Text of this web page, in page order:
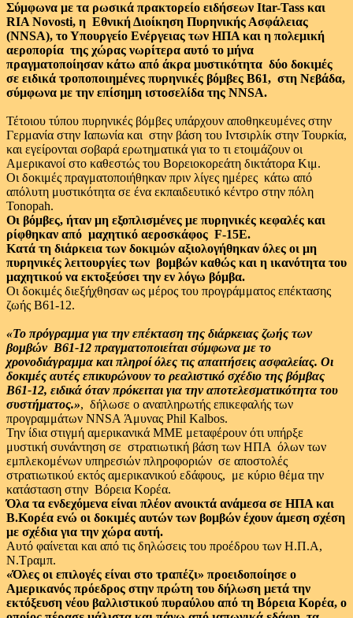
Σύμφωνα με τα ρωσικά πρακτορείο ειδήσεων Itar-Tass και
RIA Novosti, η Εθνική Διοίκηση Πυρηνικής Ασφάλειας
(NNSA), το Υπουργείο Ενέργειας των ΗΠΑ και η πολεμική
αεροπορία της χώρας νωρίτερα αυτό το μήνα
πραγματοποίησαν κάτω από άκρα μυστικότητα δύο δοκιμές
σε ειδικά τροποποιημένες πυρηνικές βόμβες Β61, στη Νεβάδα,
σύμφωνα με την επίσημη ιστοσελίδα της NNSA.
Τέτοιου τύπου πυρηνικές βόμβες υπάρχουν αποθηκευμένες στην
Γερμανία στην Ιαπωνία και στην βάση του Ιντσιρλίκ στην Τουρκία,
και εγείρονται σοβαρά ερωτηματικά για το τι ετοιμάζουν οι
Αμερικανοί στο καθεστώς του Βορειοκορεάτη δικτάτορα Κιμ.
Οι δοκιμές πραγματοποιήθηκαν πριν λίγες ημέρες κάτω από
απόλυτη μυστικότητα σε ένα εκπαιδευτικό κέντρο στην πόλη
Tonopah.
Οι βόμβες, ήταν μη εξοπλισμένες με πυρηνικές κεφαλές και
ρίφθηκαν από μαχητικό αεροσκάφος F-15E.
Κατά τη διάρκεια των δοκιμών αξιολογήθηκαν όλες οι μη
πυρηνικές λειτουργίες των βομβών καθώς και η ικανότητα του
μαχητικού να εκτοξεύσει την εν λόγω βόμβα.
Οι δοκιμές διεξήχθησαν ως μέρος του προγράμματος επέκτασης
ζωής B61-12.
«Το πρόγραμμα για την επέκταση της διάρκειας ζωής των
βομβών B61-12 πραγματοποιείται σύμφωνα με το
χρονοδιάγραμμα και πληροί όλες τις απαιτήσεις ασφαλείας. Οι
δοκιμές αυτές επικυρώνουν το ρεαλιστικό σχέδιο της βόμβας
B61-12, ειδικά όταν πρόκειται για την αποτελεσματικότητα του
συστήματος.», δήλωσε ο αναπληρωτής επικεφαλής των
προγραμμάτων NNSA Άμυνας Phil Kalbos.
Την ίδια στιγμή αμερικανικά ΜΜΕ μεταφέρουν ότι υπήρξε
μυστική συνάντηση σε στρατιωτική βάση των ΗΠΑ όλων των
εμπλεκομένων υπηρεσιών πληροφοριών σε αποστολές
στρατιωτικού εκτός αμερικανικού εδάφους, με κύριο θέμα την
κατάσταση στην Βόρεια Κορέα.
Όλα τα ενδεχόμενα είναι πλέον ανοικτά ανάμεσα σε ΗΠΑ και
Β.Κορέα ενώ οι δοκιμές αυτών των βομβών έχουν άμεση σχέση
με σχέδια για την χώρα αυτή.
Αυτό φαίνεται και από τις δηλώσεις του προέδρου των Η.Π.Α,
Ν.Τραμπ.
«Όλες οι επιλογές είναι στο τραπέζι» προειδοποίησε ο
Αμερικανός πρόεδρος στην πρώτη του δήλωση μετά την
εκτόξευση νέου βαλλιστικού πυραύλου από τη Βόρεια Κορέα, ο